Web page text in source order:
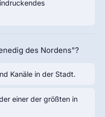
des Nordens"?
Kanäle in der Stadt.
einer der größten in